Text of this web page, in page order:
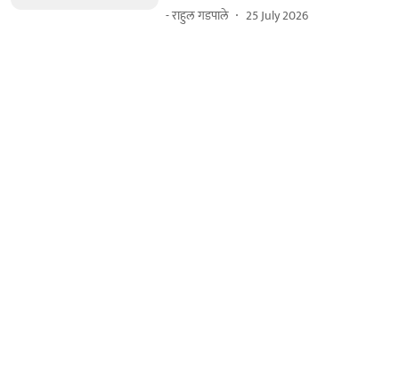
- राहुल गडपाले 25 July 2026